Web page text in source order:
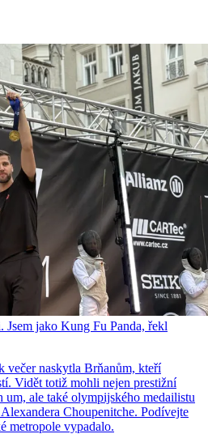
jako Kung Fu Panda, řekl
večer naskytla Brňanům, kteří
Vidět totiž mohli nejen prestižní
um, ale také olympijského medailistu
Choupenitche. Podívejte
metropole vypadalo.